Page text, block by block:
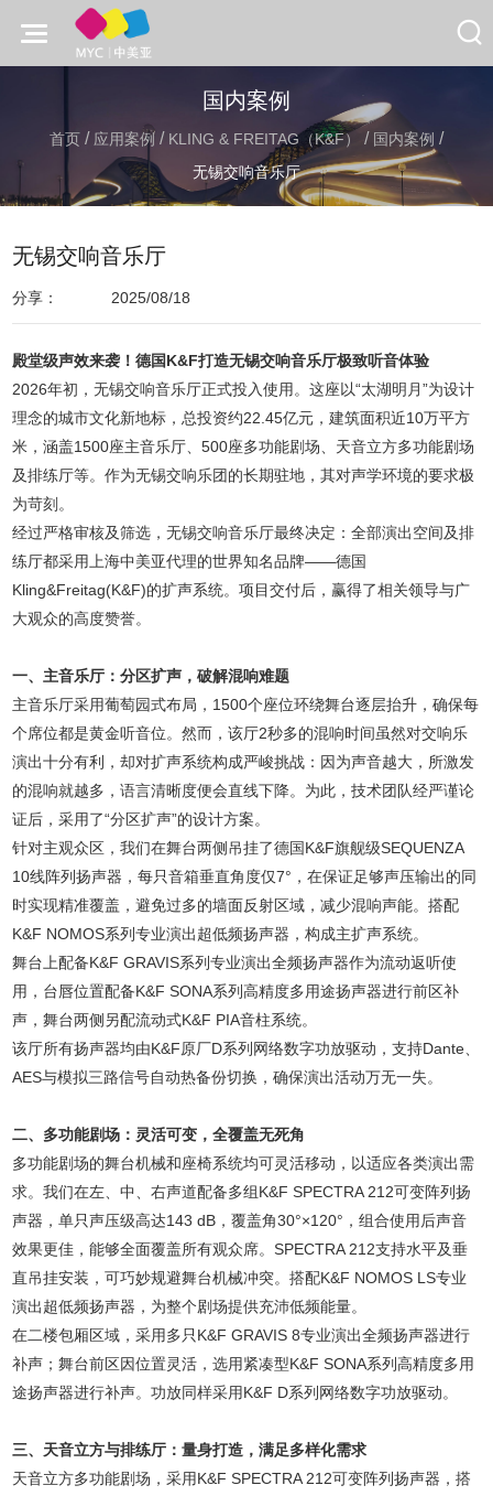
国内案例
首页 / 应用案例 / KLING & FREITAG（K&F） / 国内案例 /
无锡交响音乐厅
无锡交响音乐厅
分享： 2025/08/18
殿堂级声效来袭！德国K&F打造无锡交响音乐厅极致听音体验
2026年初，无锡交响音乐厅正式投入使用。这座以“太湖明月”为设计
理念的城市文化新地标，总投资约22.45亿元，建筑面积近10万平方
米，涵盖1500座主音乐厅、500座多功能剧场、天音立方多功能剧场
及排练厅等。作为无锡交响乐团的长期驻地，其对声学环境的要求极
为苛刻。
经过严格审核及筛选，无锡交响音乐厅最终决定：全部演出空间及排
练厅都采用上海中美亚代理的世界知名品牌——德国
Kling&Freitag(K&F)的扩声系统。项目交付后，赢得了相关领导与广
大观众的高度赞誉。
一、主音乐厅：分区扩声，破解混响难题
主音乐厅采用葡萄园式布局，1500个座位环绕舞台逐层抬升，确保每
个席位都是黄金听音位。然而，该厅2秒多的混响时间虽然对交响乐
演出十分有利，却对扩声系统构成严峻挑战：因为声音越大，所激发
的混响就越多，语言清晰度便会直线下降。为此，技术团队经严谨论
证后，采用了“分区扩声”的设计方案。
针对主观众区，我们在舞台两侧吊挂了德国K&F旗舰级SEQUENZA
10线阵列扬声器，每只音箱垂直角度仅7°，在保证足够声压输出的同
时实现精准覆盖，避免过多的墙面反射区域，减少混响声能。搭配
K&F NOMOS系列专业演出超低频扬声器，构成主扩声系统。
舞台上配备K&F GRAVIS系列专业演出全频扬声器作为流动返听使
用，台唇位置配备K&F SONA系列高精度多用途扬声器进行前区补
声，舞台两侧另配流动式K&F PIA音柱系统。
该厅所有扬声器均由K&F原厂D系列网络数字功放驱动，支持Dante、
AES与模拟三路信号自动热备份切换，确保演出活动万无一失。
二、多功能剧场：灵活可变，全覆盖无死角
多功能剧场的舞台机械和座椅系统均可灵活移动，以适应各类演出需
求。我们在左、中、右声道配备多组K&F SPECTRA 212可变阵列扬
声器，单只声压级高达143 dB，覆盖角30°×120°，组合使用后声音
效果更佳，能够全面覆盖所有观众席。SPECTRA 212支持水平及垂
直吊挂安装，可巧妙规避舞台机械冲突。搭配K&F NOMOS LS专业
演出超低频扬声器，为整个剧场提供充沛低频能量。
在二楼包厢区域，采用多只K&F GRAVIS 8专业演出全频扬声器进行
补声；舞台前区因位置灵活，选用紧凑型K&F SONA系列高精度多用
途扬声器进行补声。功放同样采用K&F D系列网络数字功放驱动。
三、天音立方与排练厅：量身打造，满足多样化需求
天音立方多功能剧场，采用K&F SPECTRA 212可变阵列扬声器，搭